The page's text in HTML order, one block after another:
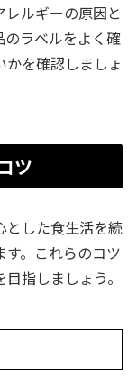
ルギーの原因と
ラベルをよく確
を確認しましょ
ツ
とした食生活を続
。これらのコツ
指しましょう。